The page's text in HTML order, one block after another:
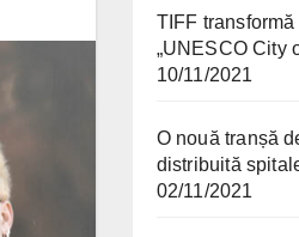
TIFF
„UNESCO City
10/11/2021
O nouă tranșă
distribuită
02/11/2021